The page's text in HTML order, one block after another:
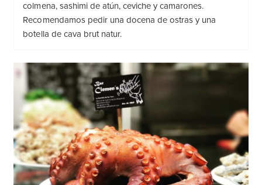
colmena, sashimi de atún, ceviche y camarones.
Recomendamos pedir una docena de ostras y una
botella de cava brut natur.